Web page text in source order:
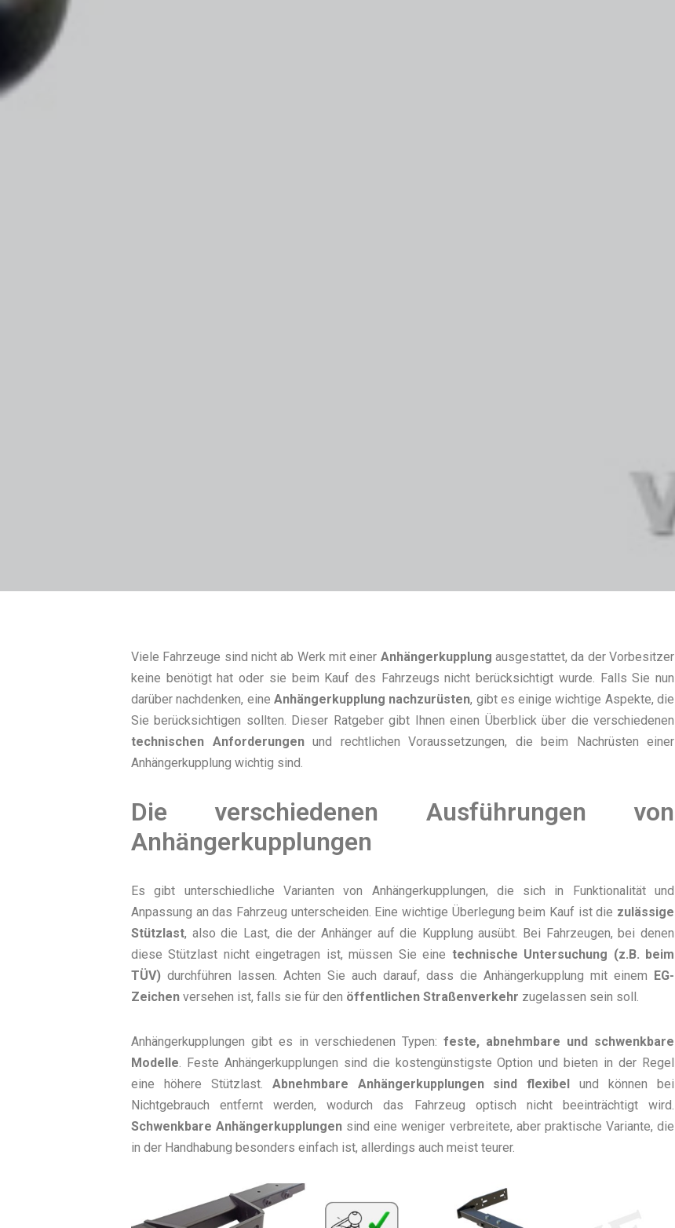
Viele Fahrzeuge sind nicht ab Werk mit einer Anhängerkupplung ausgestattet, da der Vorbesitzer
keine benötigt hat oder sie beim Kauf des Fahrzeugs nicht berücksichtigt wurde. Falls Sie nun
darüber nachdenken, eine Anhängerkupplung nachzurüsten, gibt es einige wichtige Aspekte, die
Sie berücksichtigen sollten. Dieser Ratgeber gibt Ihnen einen Überblick über die verschiedenen
technischen Anforderungenund rechtlichen Voraussetzungen, die beim Nachrüsten einer
Anhängerkupplung wichtig sind.
Die verschiedenen Ausführungen von
Anhängerkupplungen
Es gibt unterschiedliche Varianten von Anhängerkupplungen, die sich in Funktionalität und
Anpassung an das Fahrzeug unterscheiden. Eine wichtige Überlegung beim Kauf ist die zulässige
Stützlast, also die Last, die der Anhänger auf die Kupplung ausübt. Bei Fahrzeugen, bei denen
diese Stützlast nicht eingetragen ist, müssen Sie eine technische Untersuchung (z.B. beim
TÜV) durchführen lassen. Achten Sie auch darauf, dass die Anhängerkupplung mit einem EG-
Zeichen versehen ist, falls sie für den öffentlichen Straßenverkehr zugelassen sein soll.
Anhängerkupplungen gibt es in verschiedenen Typen: feste, abnehmbare und schwenkbare
Modelle. Feste Anhängerkupplungen sind die kostengünstigste Option und bieten in der Regel
eine höhere Stützlast. Abnehmbare Anhängerkupplungen sind flexibel und können bei
Nichtgebrauch entfernt werden, wodurch das Fahrzeug optisch nicht beeinträchtigt wird.
Schwenkbare Anhängerkupplungen sind eine weniger verbreitete, aber praktische Variante, die
in der Handhabung besonders einfach ist, allerdings auch meist teurer.